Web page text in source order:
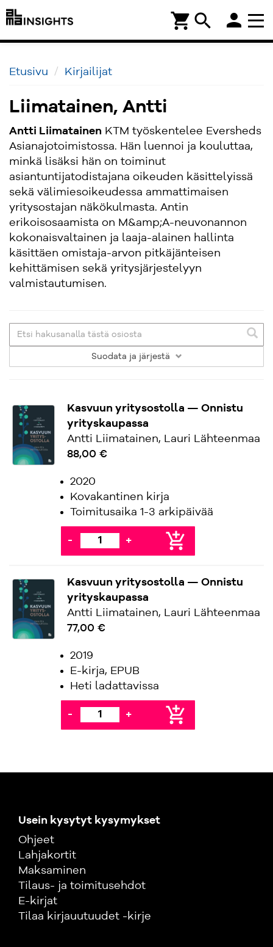
search
shopping_cart person
Etusivu Kirjailijat
Liimatainen, Antti
Antti Liimatainen KTM työskentelee Eversheds
Asianajotoimistossa. Hän luennoi ja kouluttaa,
minkä lisäksi hän on toiminut
asiantuntijatodistajana oikeuden käsittelyissä
sekä välimiesoikeudessa ammattimaisen
yritysostajan näkökulmasta. Antin
erikoisosaamista on M&amp;A-neuvonannon
kokonaisvaltainen ja laaja-alainen hallinta
käsittäen omistaja-arvon pitkäjänteisen
kehittämisen sekä yritysjärjestelyyn
valmistautumisen.
Suodata ja järjestä
Kasvuun yritysostolla — Onnistu
yrityskaupassa
Antti Liimatainen, Lauri Lähteenmaa
88,00 €
2020
Kovakantinen kirja
Toimitusaika 1-3 arkipäivää
- + add_shopping_cart
Kasvuun yritysostolla — Onnistu
yrityskaupassa
Antti Liimatainen, Lauri Lähteenmaa
77,00 €
2019
E-kirja, EPUB
Heti ladattavissa
- + add_shopping_cart
Usein kysytyt kysymykset
Ohjeet
Lahjakortit
Maksaminen
Tilaus- ja toimitusehdot
E-kirjat
Tilaa kirjauutuudet -kirje